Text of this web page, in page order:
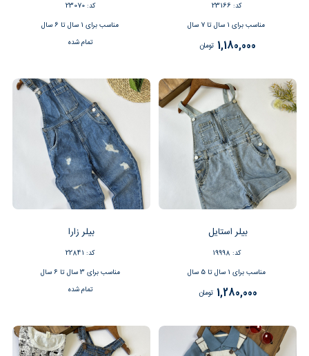
کد: 23166
مناسب برای 1 سال تا 7 سال
1,180,000 تومان
کد: 23070
مناسب برای 1 سال تا 6 سال
تمام شده
بیلر استایل
کد: 19998
مناسب برای 1 سال تا 5 سال
1,280,000 تومان
بیلر زارا
کد: 22841
مناسب برای 3 سال تا 6 سال
تمام شده